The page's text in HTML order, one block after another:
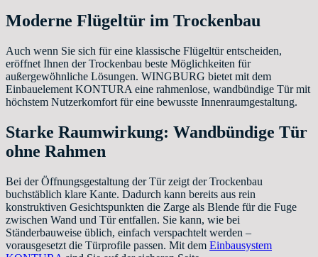
Moderne Flügeltür im Trockenbau
Auch wenn Sie sich für eine klassische Flügeltür entscheiden,
eröffnet Ihnen der Trockenbau beste Möglichkeiten für
außergewöhnliche Lösungen. WINGBURG bietet mit dem
Einbauelement KONTURA eine rahmenlose, wandbündige Tür mit
höchstem Nutzerkomfort für eine bewusste Innenraumgestaltung.
Starke Raumwirkung: Wandbündige Tür
ohne Rahmen
Bei der Öffnungsgestaltung der Tür zeigt der Trockenbau
buchstäblich klare Kante. Dadurch kann bereits aus rein
konstruktiven Gesichtspunkten die Zarge als Blende für die Fuge
zwischen Wand und Tür entfallen. Sie kann, wie bei
Ständerbauweise üblich, einfach verspachtelt werden –
vorausgesetzt die Türprofile passen. Mit dem Einbausystem